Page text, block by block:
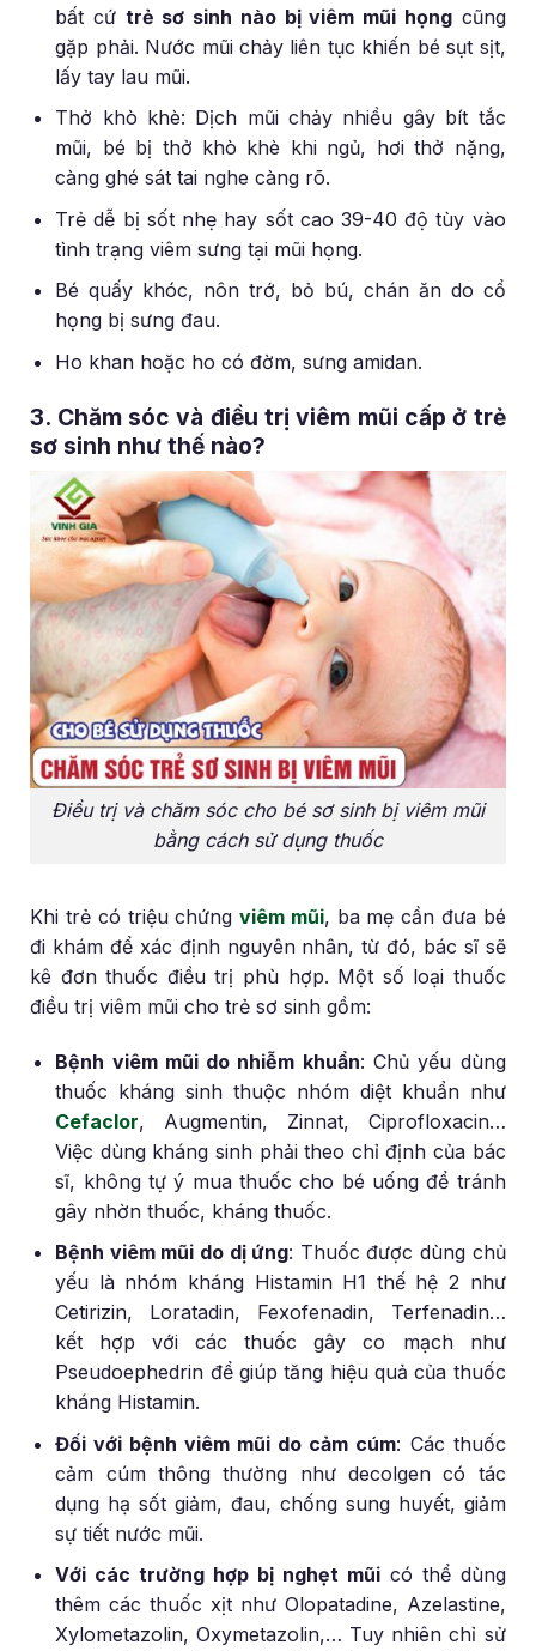
bất cứ trẻ sơ sinh nào bị viêm mũi họngcũng
gặp phải. Nước mũi chảy liên tục khiến bé sụt sịt,
lấy tay lau mũi.
Thở khò khè: Dịch mũi chảy nhiều gây bít tắc
mũi, bé bị thở khò khè khi ngủ, hơi thở nặng,
càng ghé sát tai nghe càng rõ.
Trẻ dễ bị sốt nhẹ hay sốt cao 39-40 độ tùy vào
tình trạng viêm sưng tại mũi họng.
Bé quấy khóc, nôn trớ, bỏ bú, chán ăn do cổ
họng bị sưng đau.
Ho khan hoặc ho có đờm, sưng amidan.
3. Chăm sóc và điều trị viêm mũi cấp ở trẻ
sơ sinh như thế nào?
Điều trị và chăm sóc cho bé sơ sinh bị viêm mũi
bằng cách sử dụng thuốc
Khi trẻ có triệu chứngviêm mũi, ba mẹ cần đưa bé
đi khám để xác định nguyên nhân, từ đó, bác sĩ sẽ
kê đơn thuốc điều trị phù hợp. Một số loại thuốc
điều trị viêm mũi cho trẻ sơ sinh gồm:
Bệnh viêm mũi do nhiễm khuẩn: Chủ yếu dùng
thuốc kháng sinh thuộc nhóm diệt khuẩn như
Cefaclor, Augmentin, Zinnat, Ciprofloxacin…
Việc dùng kháng sinh phải theo chỉ định của bác
sĩ, không tự ý mua thuốc cho bé uống để tránh
gây nhờn thuốc, kháng thuốc.
Bệnh viêm mũi do dị ứng: Thuốc được dùng chủ
yếu là nhóm kháng Histamin H1 thế hệ 2 như
Cetirizin, Loratadin, Fexofenadin, Terfenadin…
kết hợp với các thuốc gây co mạch như
Pseudoephedrin để giúp tăng hiệu quả của thuốc
kháng Histamin.
Đối với bệnh viêm mũi do cảm cúm: Các thuốc
cảm cúm thông thường như decolgen có tác
dụng hạ sốt giảm, đau, chống sung huyết, giảm
sự tiết nước mũi.
Với các trường hợp bị nghẹt mũicó thể dùng
thêm các thuốc xịt như Olopatadine, Azelastine,
Xylometazolin, Oxymetazolin,… Tuy nhiên chỉ sử